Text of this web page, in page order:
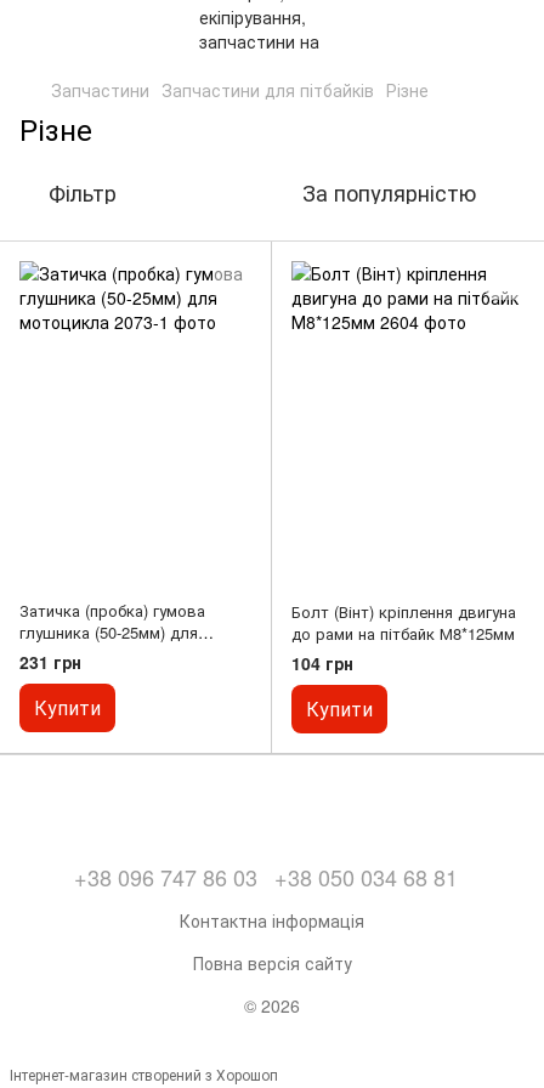
Запчастини Запчастини для пітбайків Різне
Різне
Фільтр За популярністю
Затичка (пробка) гумова
глушника (50-25мм) для
мотоцикла
231 грн
Купити
Болт (Вінт) кріплення двигуна
до рами на пітбайк М8*125мм
104 грн
Купити
+38 096 747 86 03 +38 050 034 68 81
Контактна інформація
Повна версія сайту
© 2026
Інтернет-магазин створений з Хорошоп